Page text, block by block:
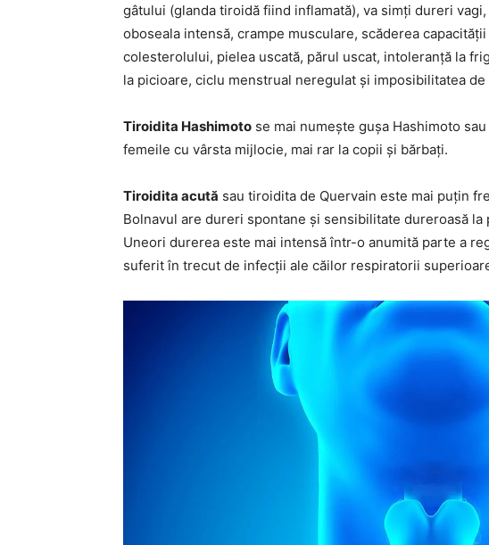
gâtului (glanda tiroidă fiind inflamată), va simți dureri
oboseala intensă, crampe musculare, scăderea
colesterolului, pielea uscată, părul uscat, intoleranță la
la picioare, ciclu menstrual neregulat și imposibilitatea de
Tiroidita Hashimoto se mai numește gușa Hashimoto
femeile cu vârsta mijlocie, mai rar la copii și bărbați.
Tiroidita acută sau tiroidita de Quervain este mai puțin
Bolnavul are dureri spontane și sensibilitate dureroasă
Uneori durerea este mai intensă într-o anumită parte a
suferit în trecut de infecții ale căilor respiratorii